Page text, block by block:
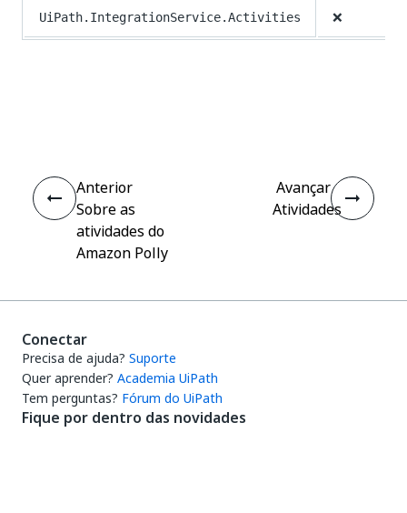
UiPath.IntegrationService.Activities ❌
Anterior
Sobre as
atividades do
Amazon Polly
Avançar
Atividades
Conectar
Precisa de ajuda? Suporte
Quer aprender? Academia UiPath
Tem perguntas? Fórum do UiPath
Fique por dentro das novidades